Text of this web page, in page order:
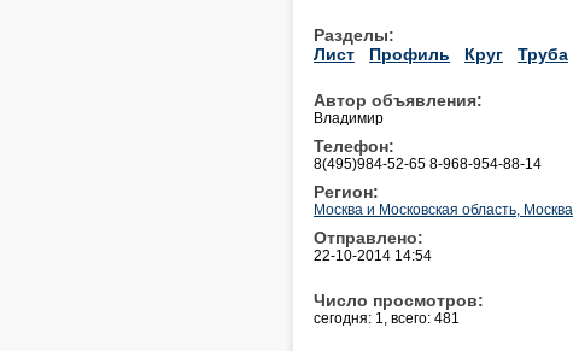
Разделы:
Лист
Профиль Круг Труба
Автор объявления:
Владимир
Телефон:
8(495)984-52-65 8-968-954-88-14
Регион:
Москва и Московская область, Москва
Отправлено:
22-10-2014 14:54
Число просмотров:
сегодня: 1, всего: 481